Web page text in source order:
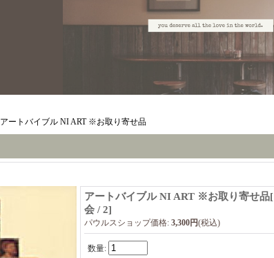
アートバイブル NI ART ※お取り寄せ品
アートバイブル NI ART ※お取り寄せ品[
会 / 2]
パウルスショップ価格: 3,300円(税込)
数量: